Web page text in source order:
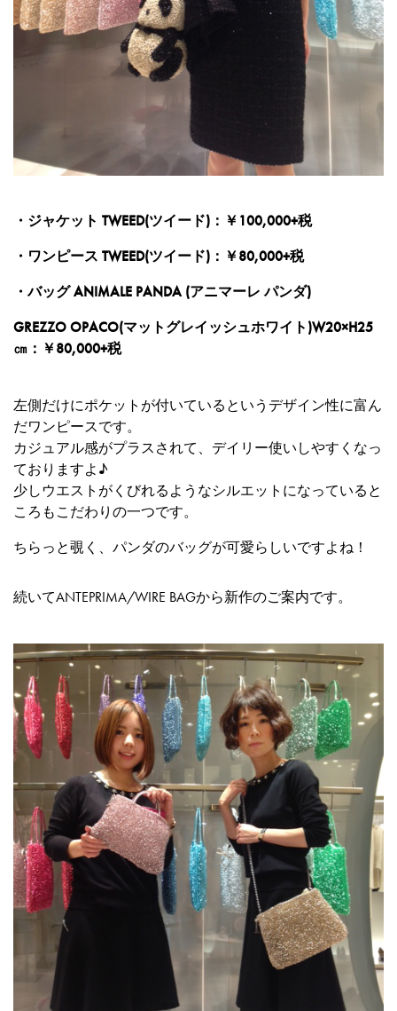
・ジャケット TWEED(ツイード)：￥100,000+税
・ワンピース TWEED(ツイード)：￥80,000+税
・バッグ ANIMALE PANDA (アニマーレ パンダ)
GREZZO OPACO(マットグレイッシュホワイト)W20×H25
㎝：￥80,000+税
左側だけにポケットが付いているというデザイン性に富ん
だワンピースです。
カジュアル感がプラスされて、デイリー使いしやすくなっ
ておりますよ♪
少しウエストがくびれるようなシルエットになっていると
ころもこだわりの一つです。
ちらっと覗く、パンダのバッグが可愛らしいですよね！
続いてANTEPRIMA/WIRE BAGから新作のご案内です。